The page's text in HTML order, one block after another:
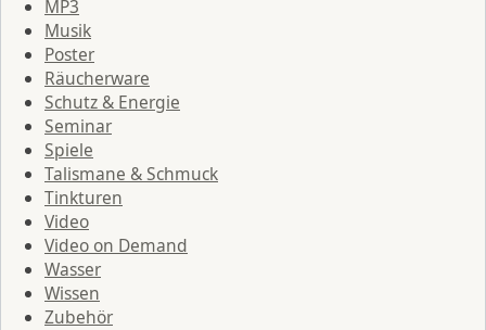
MP3
Musik
Poster
Räucherware
Schutz & Energie
Seminar
Spiele
Talismane & Schmuck
Tinkturen
Video
Video on Demand
Wasser
Wissen
Zubehör